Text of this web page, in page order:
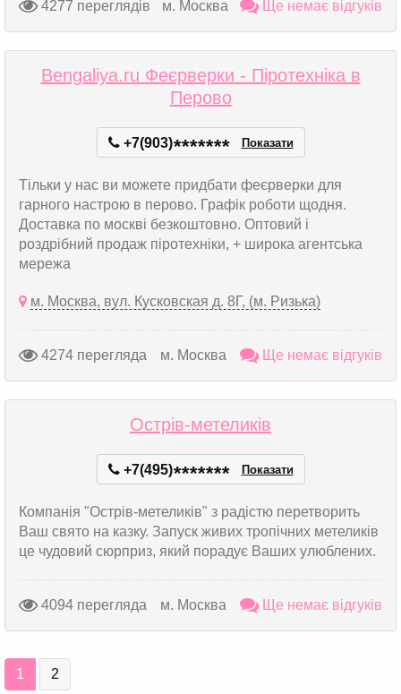
4277 переглядів м. Москва Ще немає відгуків
Bengaliya.ru Феєрверки - Піротехніка в
Перово
+7(903)******* Показати
Тільки у нас ви можете придбати феєрверки для
гарного настрою в перово. Графік роботи щодня.
Доставка по москві безкоштовно. Оптовий і
роздрібний продаж піротехніки, + широка агентська
мережа
м. Москва, вул. Кусковская д. 8Г, (м. Ризька)
4274 перегляда м. Москва Ще немає відгуків
Острів-метеликів
+7(495)******* Показати
Компанія "Острів-метеликів" з радістю перетворить
Ваш свято на казку. Запуск живих тропічних метеликів
це чудовий сюрприз, який порадує Ваших улюблених.
4094 перегляда м. Москва Ще немає відгуків
1 2